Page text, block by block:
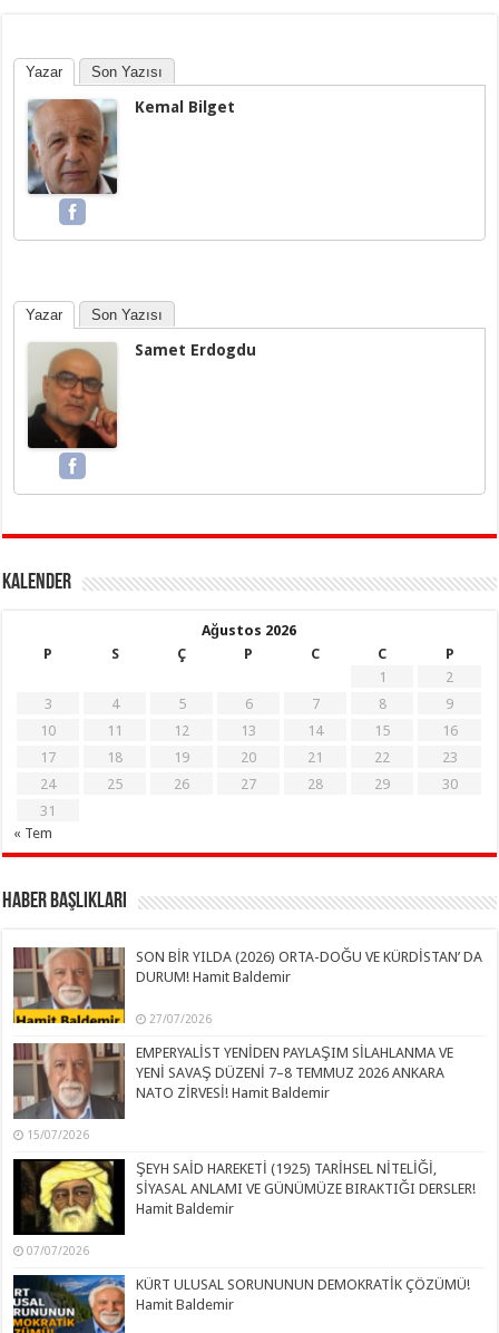
Yazar Son Yazısı
Kemal Bilget
Yazar Son Yazısı
Samet Erdogdu
KALENDER
Ağustos 2026
P
S Ç P C C
P
1
2
3
4 5 6 7 8
9
10
11 12 13 14 15
16
17
18 19 20 21 22
23
24
25 26 27 28 29
30
31
« Tem
Haber Başlıkları
SON BİR YILDA (2026) ORTA-DOĞU VE KÜRDİSTAN’ DA
DURUM! Hamit Baldemir
27/07/2026
EMPERYALİST YENİDEN PAYLAŞIM SİLAHLANMA VE
YENİ SAVAŞ DÜZENİ 7–8 TEMMUZ 2026 ANKARA
NATO ZİRVESİ! Hamit Baldemir
15/07/2026
ŞEYH SAİD HAREKETİ (1925) TARİHSEL NİTELİĞİ,
SİYASAL ANLAMI VE GÜNÜMÜZE BIRAKTIĞI DERSLER!
Hamit Baldemir
07/07/2026
KÜRT ULUSAL SORUNUNUN DEMOKRATİK ÇÖZÜMÜ!
Hamit Baldemir